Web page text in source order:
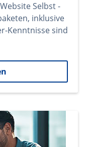
Selbst -
inklusive
Kenntnisse sind